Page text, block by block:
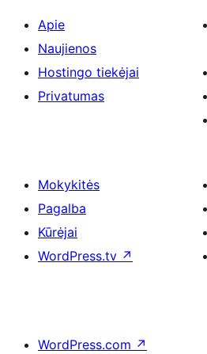
Apie
Naujienos
Hostingo tiekėjai
Privatumas
Mokykitės
Pagalba
Kūrėjai
WordPress.tv ↗
WordPress.com ↗